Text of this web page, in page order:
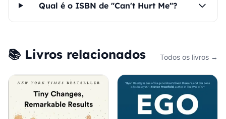
Qual é o ISBN de "Can't Hurt Me"?
📚 Livros relacionados Todos os livros →